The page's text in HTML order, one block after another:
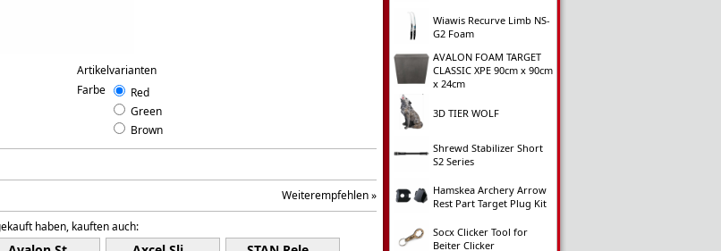
Artikelvarianten
Farbe
Red
Green
Brown
Weiterempfehlen »
haben, kauften auch:
Wiawis Recurve Limb NS-
G2 Foam
AVALON FOAM TARGET
CLASSIC XPE 90cm x 90cm
x 24cm
3D TIER WOLF
Shrewd Stabilizer Short
S2 Series
Hamskea Archery Arrow
Rest Part Target Plug Kit
Socx Clicker Tool for
Beiter Clicker